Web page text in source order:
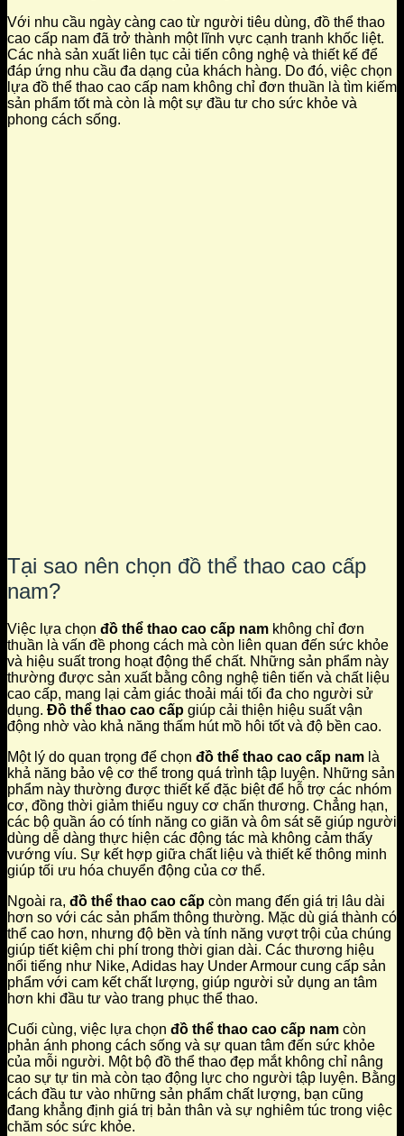
Với nhu cầu ngày càng cao từ người tiêu dùng, đồ thể thao
cao cấp nam đã trở thành một lĩnh vực cạnh tranh khốc liệt.
Các nhà sản xuất liên tục cải tiến công nghệ và thiết kế để
đáp ứng nhu cầu đa dạng của khách hàng. Do đó, việc chọn
lựa đồ thể thao cao cấp nam không chỉ đơn thuần là tìm kiếm
sản phẩm tốt mà còn là một sự đầu tư cho sức khỏe và
phong cách sống.
Tại sao nên chọn đồ thể thao cao cấp
nam?
Việc lựa chọn đồ thể thao cao cấp nam không chỉ đơn
thuần là vấn đề phong cách mà còn liên quan đến sức khỏe
và hiệu suất trong hoạt động thể chất. Những sản phẩm này
thường được sản xuất bằng công nghệ tiên tiến và chất liệu
cao cấp, mang lại cảm giác thoải mái tối đa cho người sử
dụng. Đồ thể thao cao cấp giúp cải thiện hiệu suất vận
động nhờ vào khả năng thấm hút mồ hôi tốt và độ bền cao.
Một lý do quan trọng để chọn đồ thể thao cao cấp nam là
khả năng bảo vệ cơ thể trong quá trình tập luyện. Những sản
phẩm này thường được thiết kế đặc biệt để hỗ trợ các nhóm
cơ, đồng thời giảm thiểu nguy cơ chấn thương. Chẳng hạn,
các bộ quần áo có tính năng co giãn và ôm sát sẽ giúp người
dùng dễ dàng thực hiện các động tác mà không cảm thấy
vướng víu. Sự kết hợp giữa chất liệu và thiết kế thông minh
giúp tối ưu hóa chuyển động của cơ thể.
Ngoài ra, đồ thể thao cao cấp còn mang đến giá trị lâu dài
hơn so với các sản phẩm thông thường. Mặc dù giá thành có
thể cao hơn, nhưng độ bền và tính năng vượt trội của chúng
giúp tiết kiệm chi phí trong thời gian dài. Các thương hiệu
nổi tiếng như Nike, Adidas hay Under Armour cung cấp sản
phẩm với cam kết chất lượng, giúp người sử dụng an tâm
hơn khi đầu tư vào trang phục thể thao.
Cuối cùng, việc lựa chọn đồ thể thao cao cấp nam còn
phản ánh phong cách sống và sự quan tâm đến sức khỏe
của mỗi người. Một bộ đồ thể thao đẹp mắt không chỉ nâng
cao sự tự tin mà còn tạo động lực cho người tập luyện. Bằng
cách đầu tư vào những sản phẩm chất lượng, bạn cũng
đang khẳng định giá trị bản thân và sự nghiêm túc trong việc
chăm sóc sức khỏe.